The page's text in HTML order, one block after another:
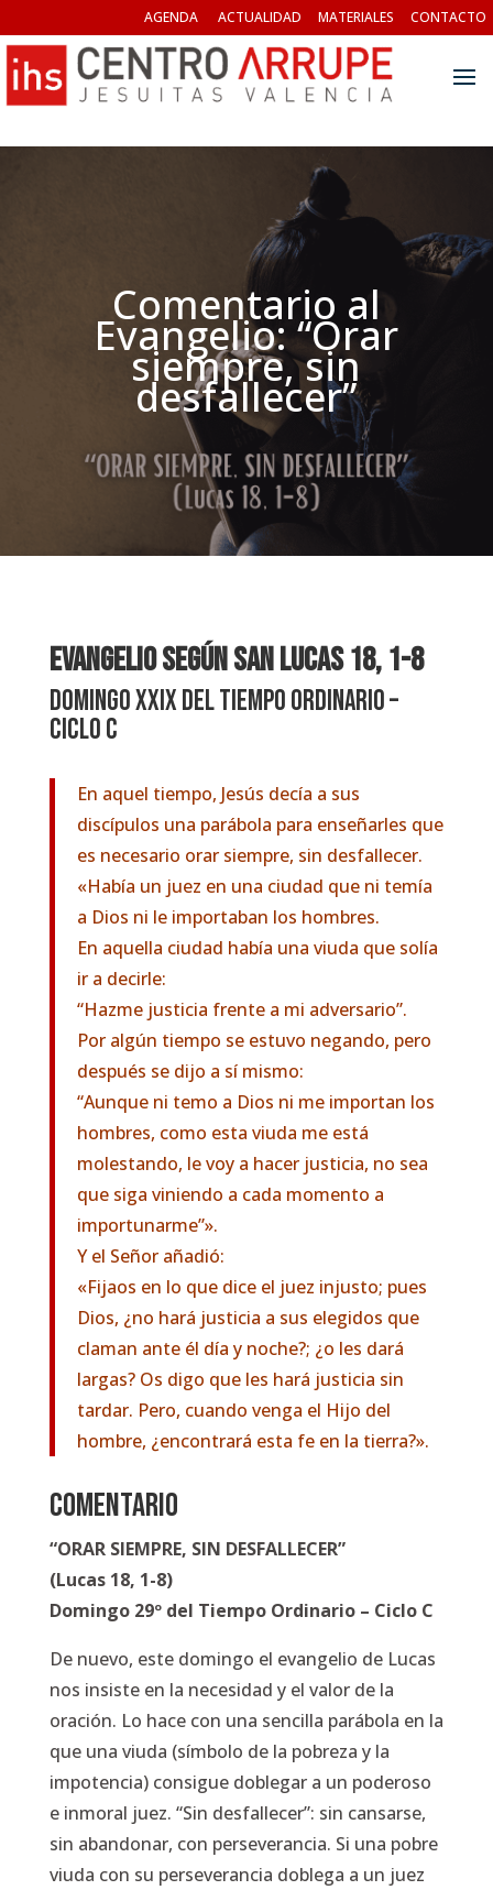
AGENDA ACTUALIDAD MATERIALES CONTACTO
Comentario al
Evangelio: “Orar
siempre, sin
desfallecer”
EVANGELIO SEGÚN SAN LUCAS18, 1-8
Domingo XXIX del Tiempo Ordinario –
Ciclo C
En aquel tiempo, Jesús decía a sus
discípulos una parábola para enseñarles que
es necesario orar siempre, sin desfallecer.
«Había un juez en una ciudad que ni temía
a Dios ni le importaban los hombres.
En aquella ciudad había una viuda que solía
ir a decirle:
“Hazme justicia frente a mi adversario”.
Por algún tiempo se estuvo negando, pero
después se dijo a sí mismo:
“Aunque ni temo a Dios ni me importan los
hombres, como esta viuda me está
molestando, le voy a hacer justicia, no sea
que siga viniendo a cada momento a
importunarme”».
Y el Señor añadió:
«Fijaos en lo que dice el juez injusto; pues
Dios, ¿no hará justicia a sus elegidos que
claman ante él día y noche?; ¿o les dará
largas? Os digo que les hará justicia sin
tardar. Pero, cuando venga el Hijo del
hombre, ¿encontrará esta fe en la tierra?».
COMENTARIO
“ORAR SIEMPRE, SIN DESFALLECER”
(Lucas 18, 1-8)
Domingo 29º del Tiempo Ordinario – Ciclo C
De nuevo, este domingo el evangelio de Lucas
nos insiste en la necesidad y el valor de la
oración. Lo hace con una sencilla parábola en la
que una viuda (símbolo de la pobreza y la
impotencia) consigue doblegar a un poderoso
e inmoral juez. “Sin desfallecer”: sin cansarse,
sin abandonar, con perseverancia. Si una pobre
viuda con su perseverancia doblega a un juez